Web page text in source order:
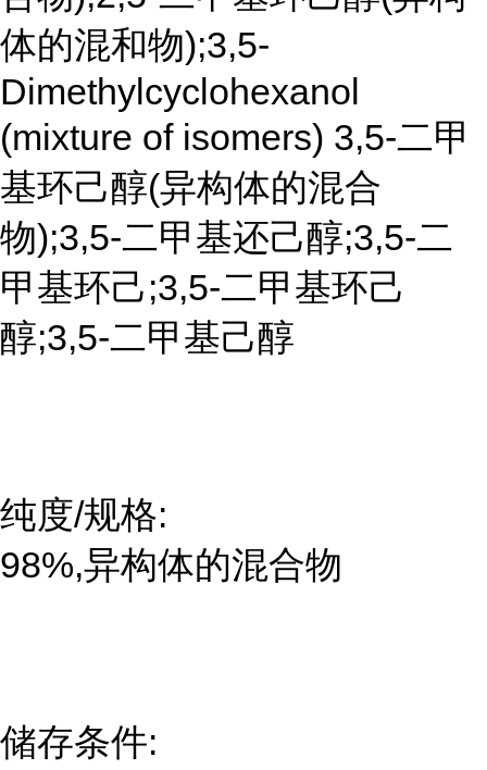
体的混和物);3,5-
Dimethylcyclohexanol
(mixture of isomers) 3,5-二甲
基环己醇(异构体的混合
物);3,5-二甲基还己醇;3,5-二
甲基环己;3,5-二甲基环己
醇;3,5-二甲基己醇
纯度/规格:
98%,异构体的混合物
储存条件: